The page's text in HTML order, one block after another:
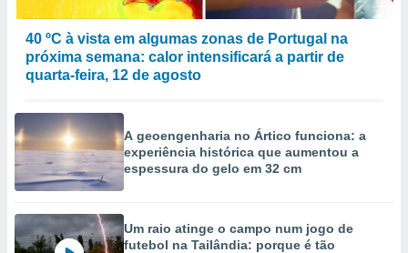
40 ºC à vista em algumas zonas de Portugal na
próxima semana: calor intensificará a partir de
quarta-feira, 12 de agosto
A geoengenharia no Ártico funciona: a
experiência histórica que aumentou a
espessura do gelo em 32 cm
Um raio atinge o campo num jogo de
futebol na Tailândia: porque é tão